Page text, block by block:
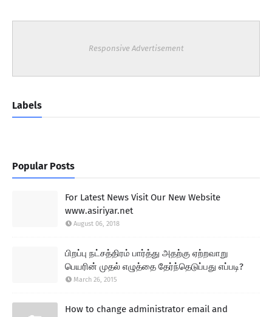
Responsive Advertisement
Labels
Popular Posts
For Latest News Visit Our New Website
www.asiriyar.net
August 06, 2018
பிறப்பு நட்சத்திரம் பார்த்து அதற்கு ஏற்றவாறு
பெயரின் முதல் எழுத்தை தேர்ந்தெடுப்பது எப்படி?
March 26, 2015
How to change administrator email and